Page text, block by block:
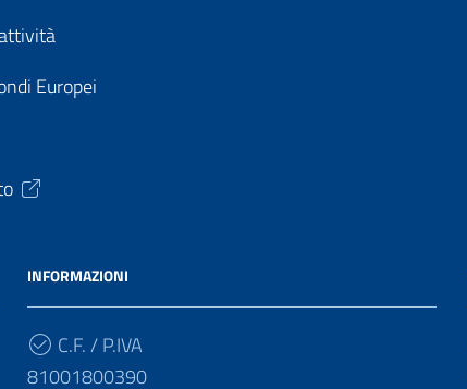
Europei
INFORMAZIONI
C.F. / P.IVA
81001800390